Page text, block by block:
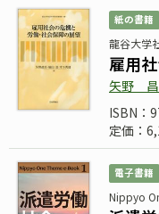
紙の書籍
龍谷大学
雇用
矢野
ISBN：
定価：
電子書籍
Nippyo